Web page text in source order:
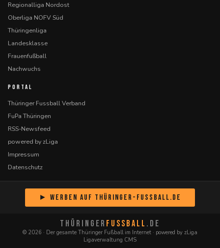
Regionalliga Nordost
Oberliga NOFV Süd
Thüringenliga
Landesklasse
Frauenfußball
Nachwuchs
PORTAL
Thüringer Fussball Verband
FuPa Thüringen
RSS-Newsfeed
powered by zLiga
Impressum
Datenschutz
► Werben auf Thüringer-Fussball.de
THÜRINGER FUSSBALL .DE
© 2026 · Der gesamte Thüringer Fußball im Internet · powered by zLiga
Ligaverwaltung CMS